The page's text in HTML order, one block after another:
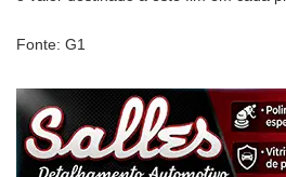
Fonte: G1